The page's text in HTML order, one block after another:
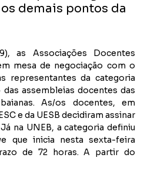
demais pontos da
as Associações Docentes
mesa de negociação com o
representantes da categoria
assembleias docentes das
As/os docentes, em
e da UESB decidiram assinar
na UNEB, a categoria definiu
que inicia nesta sexta-feira
de 72 horas. A partir do